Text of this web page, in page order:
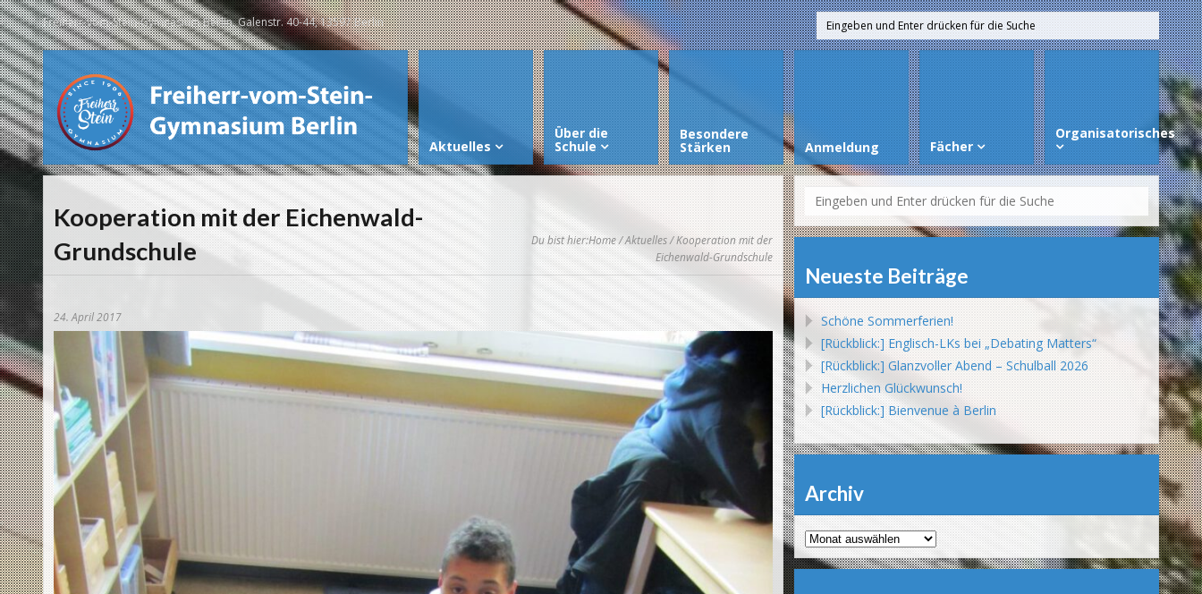
Freiherr-vom-Stein-Gymnasium Berlin, Galenstr. 40-44, 13597 Berlin
Aktuelles
Über die
Schule
Besondere
Stärken Anmeldung Fächer
Organisatorisches
Kooperation mit der Eichenwald-
Grundschule
Du bist hier:Home/Aktuelles/ Kooperation mit der
Eichenwald-Grundschule
24. April 2017
Neueste Beiträge
Schöne Sommerferien!
[Rückblick:] Englisch-LKs bei „Debating Matters“
[Rückblick:] Glanzvoller Abend – Schulball 2026
Herzlichen Glückwunsch!
[Rückblick:] Bienvenue à Berlin
Archiv
Archiv